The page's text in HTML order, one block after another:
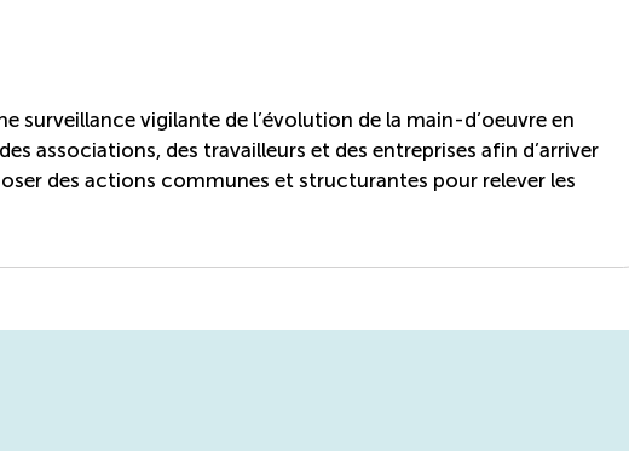
surveillance vigilante de l’évolution de la main-d’oeuvre en
associations, des travailleurs et des entreprises afin d’arriver
des actions communes et structurantes pour relever les